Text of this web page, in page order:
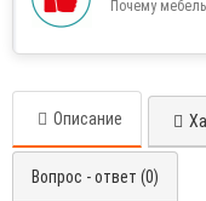
Почему
Описание
Вопрос - ответ (0)